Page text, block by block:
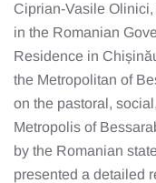
Ciprian-Vasile
in the Romanian
Residence in
the Metropolitan of
on the pastoral,
Metropolis of
by the Romanian
presented a detailed